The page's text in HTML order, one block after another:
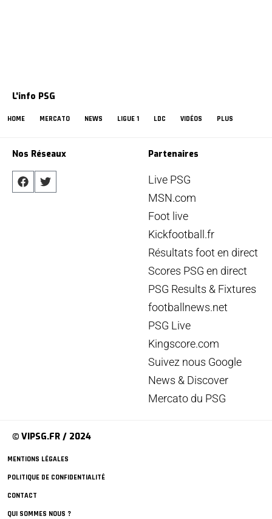
L'info PSG
HOME MERCATO NEWS LIGUE 1 LDC VIDÉOS PLUS
Nos Réseaux Partenaires
Live PSG
MSN.com
Foot live
Kickfootball.fr
Résultats foot en direct
Scores PSG en direct
PSG Results & Fixtures
footballnews.net
PSG Live
Kingscore.com
Suivez nous Google
News & Discover
Mercato du PSG
© VIPSG.FR / 2024
MENTIONS LÉGALES
POLITIQUE DE CONFIDENTIALITÉ
CONTACT
QUI SOMMES NOUS ?